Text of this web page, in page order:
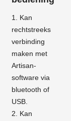
1. Kan
rechtstreeks
verbinding
maken met
Artisan-
software via
bluetooth of
USB.
2. Kan